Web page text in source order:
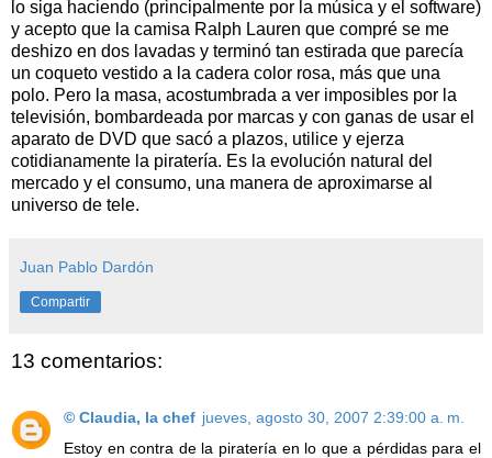
lo siga haciendo (principalmente por la música y el software)
y acepto que la camisa Ralph Lauren que compré se me
deshizo en dos lavadas y terminó tan estirada que parecía
un coqueto vestido a la cadera color rosa, más que una
polo. Pero la masa, acostumbrada a ver imposibles por la
televisión, bombardeada por marcas y con ganas de usar el
aparato de DVD que sacó a plazos, utilice y ejerza
cotidianamente la piratería. Es la evolución natural del
mercado y el consumo, una manera de aproximarse al
universo de tele.
Juan Pablo Dardón
Compartir
13 comentarios:
© Claudia, la chef jueves, agosto 30, 2007 2:39:00 a. m.
Estoy en contra de la piratería en lo que a pérdidas para el